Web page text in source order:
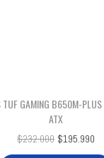
TUF GAMING B650M-
ATX
$232.000 $195.990